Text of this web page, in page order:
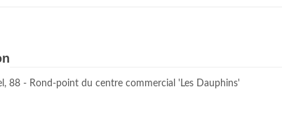
88 - Rond-point du centre commercial 'Les Dauphins'